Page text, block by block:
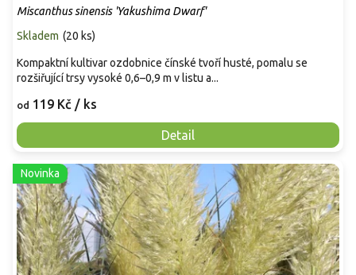
Miscanthus sinensis 'Yakushima Dwarf'
Skladem (20 ks)
od 119 Kč / ks
Detail
Kompaktní kultivar ozdobnice čínské tvoří husté, pomalu se
rozšiřující trsy vysoké 0,6–0,9 m v listu a...
Novinka